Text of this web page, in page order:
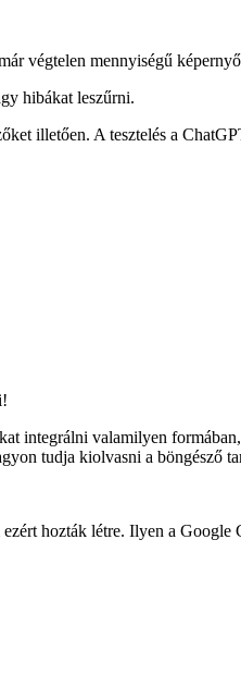
végtelen mennyiségű
hibákat leszűrni.
illetően. A tesztelés a
integrálni valamilyen
tudja kiolvasni a böngésző
hozták létre. Ilyen a Google